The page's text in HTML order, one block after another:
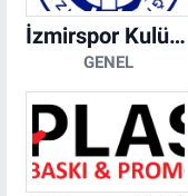
İzmirspor Kulübü Derneği
GENEL